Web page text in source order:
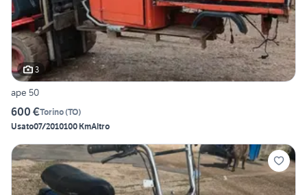
3
ape 50
600 €Torino(TO)
Usato07/2010100 KmAltro